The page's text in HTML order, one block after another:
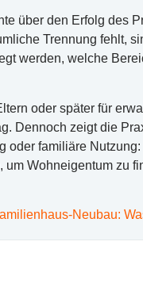
über den Erfolg des
Trennung fehlt,
werden, welche
oder später für
Dennoch zeigt die
oder familiäre
Wohneigentum zu
Neubau: